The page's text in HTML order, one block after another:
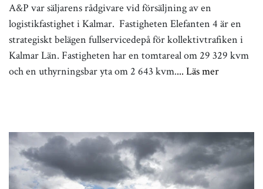
A&P var säljarens rådgivare vid försäljning av en
logistikfastighet i Kalmar. Fastigheten Elefanten 4 är en
strategiskt belägen fullservicedepå för kollektivtrafiken i
Kalmar Län. Fastigheten har en tomtareal om 29 329 kvm
och en uthyrningsbar yta om 2 643 kvm.... Läs mer